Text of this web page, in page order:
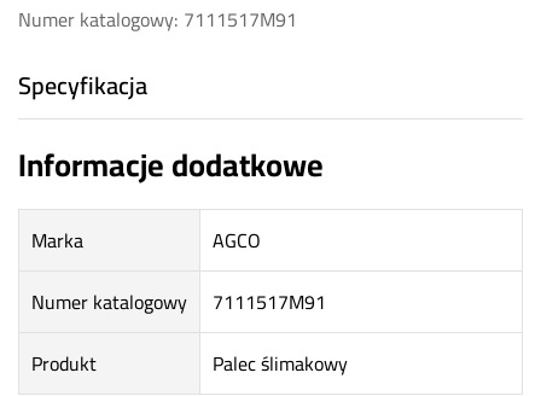
Numer katalogowy: 7111517M91
Specyfikacja
Informacje dodatkowe
Marka
AGCO
Numer katalogowy
7111517M91
Produkt
Palec ślimakowy